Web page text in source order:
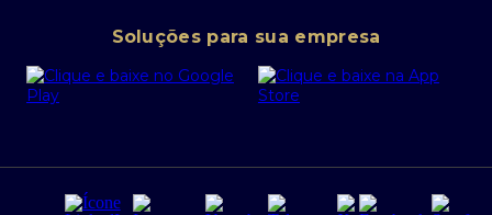
Portal da Privacidade
PRSAC
Regras e Parâmetros de Atuação Banco Safra
Cartão Safra Empresas
Empréstimo e financiamentos PJ
Derivativos
Agronegócios
Soluções para sua empresa